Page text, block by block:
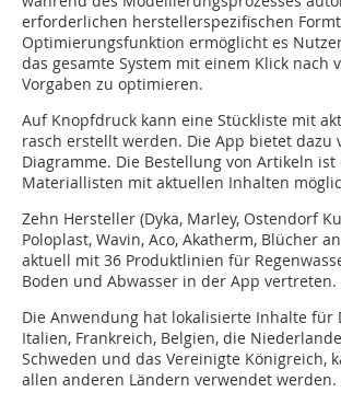
erforderlichen herstellerspezifischen
Optimierungsfunktion ermöglicht es
das gesamte System mit einem Klick nach
Vorgaben zu optimieren.
Auf Knopfdruck kann eine Stückliste mit
rasch erstellt werden. Die App bietet dazu
Diagramme. Die Bestellung von Artikeln
Materiallisten mit aktuellen Inhalten
Zehn Hersteller (Dyka, Marley, Ostendorf
Poloplast, Wavin, Aco, Akatherm, Blücher
aktuell mit 36 Produktlinien für
Boden und Abwasser in der App vertreten.
Die Anwendung hat lokalisierte Inhalte für
Italien, Frankreich, Belgien, die
Schweden und das Vereinigte Königreich,
allen anderen Ländern verwendet werden.